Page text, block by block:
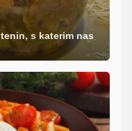
s katerim nas